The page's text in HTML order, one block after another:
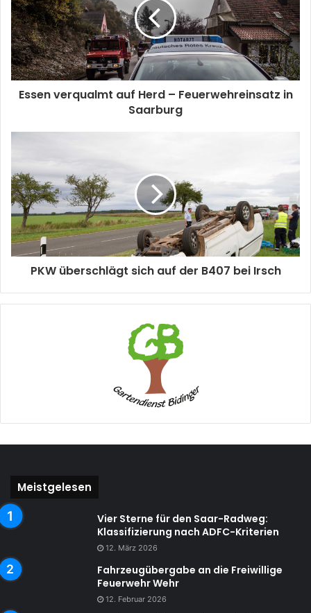
Essen verqualmt auf Herd – Feuerwehreinsatz in
Saarburg
PKW überschlägt sich auf der B407 bei Irsch
Meistgelesen
Vier Sterne für den Saar-Radweg:
Klassifizierung nach ADFC-Kriterien
12. März 2026
Fahrzeugübergabe an die Freiwillige
Feuerwehr Wehr
12. Februar 2026